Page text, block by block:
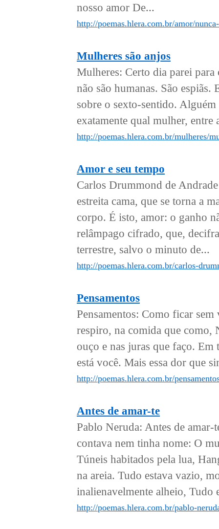
nosso amor De...
http://poemas.hlera.com.br/amor/
Mulheres são anjos
Mulheres: Certo dia parei para
não são humanas. São espiãs.
sobre o sexto-sentido.
exatamente qual mulher, entre
http://poemas.hlera.com.br/mulheres/
Amor e seu tempo
Carlos Drummond de
estreita cama, que se torna a
corpo. É isto, amor: o ganho
relâmpago cifrado, que,
terrestre, salvo o minuto de...
http://poemas.hlera.com.br/carlos-
Pensamentos
Pensamentos: Como ficar
respiro, na comida que como,
ouço e nas juras que faço.
está você. Mais essa dor que
http://poemas.hlera.com.br/
Antes de amar-te
Pablo Neruda: Antes de amar-
contava nem tinha nome: O
Túneis habitados pela lua,
na areia. Tudo estava vazio,
inalienavelmente alheio, Tudo
http://poemas.hlera.com.br/pablo-